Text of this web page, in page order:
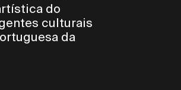
do
culturais
da